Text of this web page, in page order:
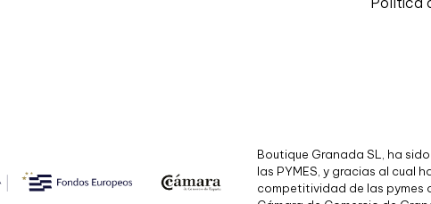
Boutique Granada SL, ha
las PYMES, y gracias al cual
competitividad de las pymes